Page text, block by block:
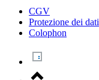
CGV
Protezione dei dati
Colophon